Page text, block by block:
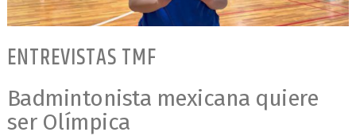
ENTREVISTAS TMF
Badmintonista mexicana quiere
ser Olímpica